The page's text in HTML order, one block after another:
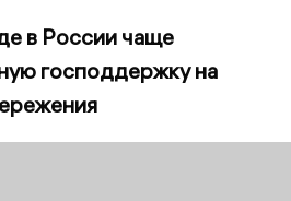
в России чаще
господдержку на